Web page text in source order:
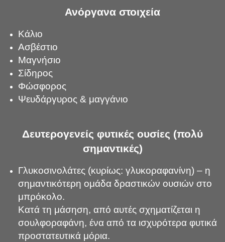
Ανόργανα στοιχεία
Κάλιο
Ασβέστιο
Μαγνήσιο
Σίδηρος
Φώσφορος
Ψευδάργυρος & μαγγάνιο
Δευτερογενείς φυτικές ουσίες (πολύ
σημαντικές)
Γλυκοσινολάτες (κυρίως: γλυκοραφανίνη) – η
σημαντικότερη ομάδα δραστικών ουσιών στο
μπρόκολο.
Κατά τη μάσηση, από αυτές σχηματίζεται η
σουλφοραφάνη, ένα από τα ισχυρότερα φυτικά
προστατευτικά μόρια.